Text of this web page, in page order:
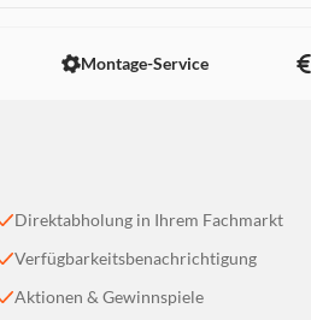
Montage-Service
Direktabholung in Ihrem Fachmarkt
Verfügbarkeitsbenachrichtigung
Aktionen & Gewinnspiele